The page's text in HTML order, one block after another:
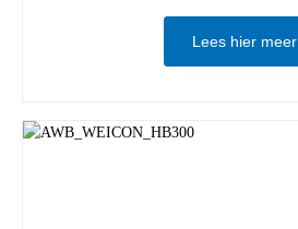
Lees hier meer